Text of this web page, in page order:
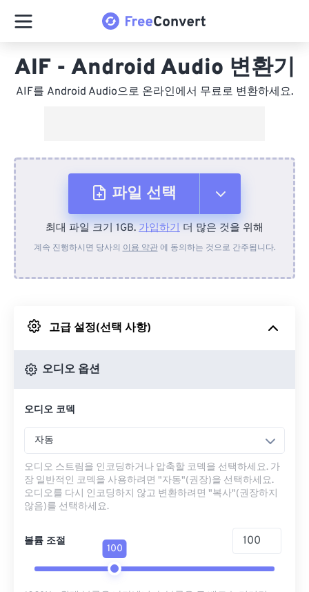
AIF - Android Audio 변환기
AIF를 Android Audio으로 온라인에서 무료로 변환하세요.
파일 선택
장치에서
Google 드라이브에서
최대 파일 크기 1GB. 가입하기 더 많은 것을 위해
계속 진행하시면 당사의 이용 약관에 동의하는 것으로 간주됩니다.
고급 설정(선택 사항)
오디오 옵션
오디오 코덱
자동
오디오 스트림을 인코딩하거나 압축할 코덱을 선택하세요. 가
장 일반적인 코덱을 사용하려면 "자동"(권장)을 선택하세요.
오디오를 다시 인코딩하지 않고 변환하려면 "복사"(권장하지
않음)를 선택하세요.
볼륨 조절
100